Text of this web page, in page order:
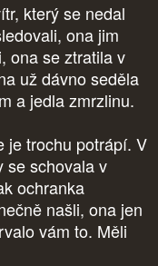
který se nedal
ona jim
ona se ztratila v
už dávno seděla
a jedla zmrzlinu.
je trochu potrápí. V
se schovala v
ochranka
našli, ona jen
vám to. Měli